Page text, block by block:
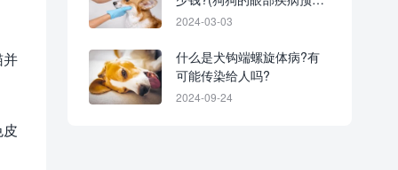
措施)
2024-03-03
什么是犬钩端螺旋体病?有
可能传染给人吗?
2024-09-24